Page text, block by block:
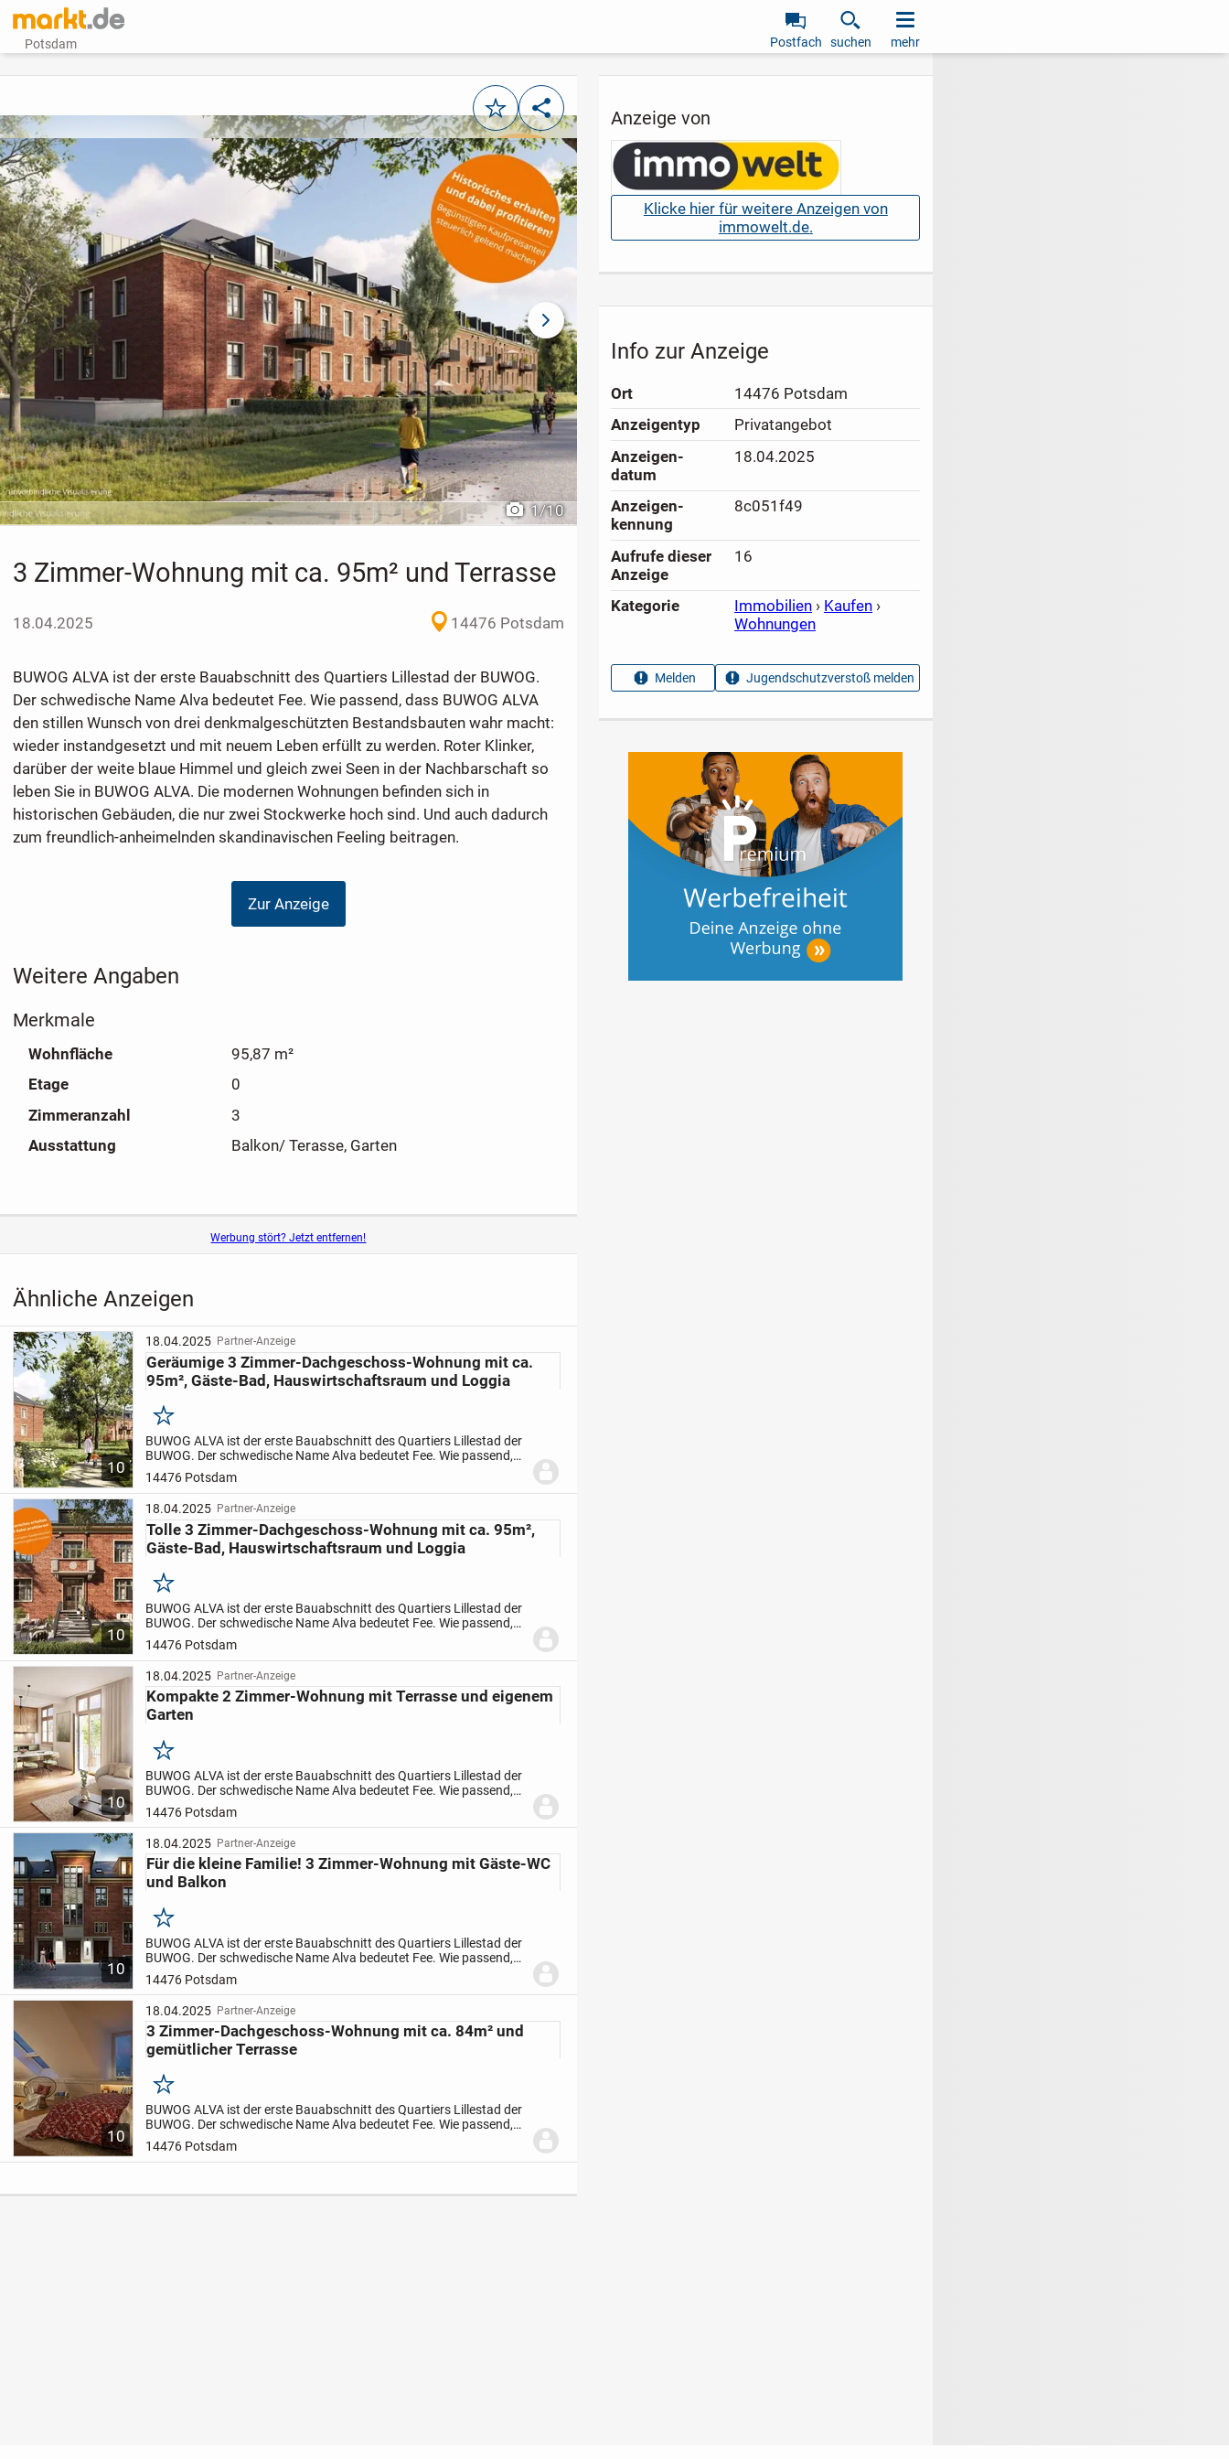
Potsdam Postfach suchen mehr
MerkenTeilen
vorheriges Bild
1/10
nächstes Bild
3 Zimmer-Wohnung mit ca. 95m² und Terrasse
18.04.2025 14476 Potsdam
BUWOG ALVA ist der erste Bauabschnitt des Quartiers Lillestad der BUWOG.
Der schwedische Name Alva bedeutet Fee. Wie passend, dass BUWOG ALVA
den stillen Wunsch von drei denkmalgeschützten Bestandsbauten wahr macht:
wieder instandgesetzt und mit neuem Leben erfüllt zu werden. Roter Klinker,
darüber der weite blaue Himmel und gleich zwei Seen in der Nachbarschaft so
leben Sie in BUWOG ALVA. Die modernen Wohnungen befinden sich in
historischen Gebäuden, die nur zwei Stockwerke hoch sind. Und auch dadurch
zum freundlich-anheimelnden skandinavischen Feeling beitragen.
Zur Anzeige
Weitere Angaben
Merkmale
Wohnfläche
95,87 m²
Etage
0
Zimmeranzahl
3
Ausstattung
Balkon/ Terasse, Garten
Werbung stört? Jetzt entfernen!
Ähnliche Anzeigen
10
18.04.2025 Partner-Anzeige
Geräumige 3 Zimmer-Dachgeschoss-Wohnung mit ca.
95m², Gäste-Bad, Hauswirtschaftsraum und Loggia
Merken
BUWOG ALVA ist der erste Bauabschnitt des Quartiers Lillestad der
BUWOG. Der schwedische Name Alva bedeutet Fee. Wie passend,
dass BUWOG ALVA den stillen Wunsch von drei
denkmalgeschützten Bestandsba...
14476 Potsdam
10
18.04.2025 Partner-Anzeige
Tolle 3 Zimmer-Dachgeschoss-Wohnung mit ca. 95m²,
Gäste-Bad, Hauswirtschaftsraum und Loggia
Merken
BUWOG ALVA ist der erste Bauabschnitt des Quartiers Lillestad der
BUWOG. Der schwedische Name Alva bedeutet Fee. Wie passend,
dass BUWOG ALVA den stillen Wunsch von drei
denkmalgeschützten Bestandsba...
14476 Potsdam
10
18.04.2025 Partner-Anzeige
Kompakte 2 Zimmer-Wohnung mit Terrasse und eigenem
Garten
Merken
BUWOG ALVA ist der erste Bauabschnitt des Quartiers Lillestad der
BUWOG. Der schwedische Name Alva bedeutet Fee. Wie passend,
dass BUWOG ALVA den stillen Wunsch von drei
denkmalgeschützten Bestandsba...
14476 Potsdam
10
18.04.2025 Partner-Anzeige
Für die kleine Familie! 3 Zimmer-Wohnung mit Gäste-WC
und Balkon
Merken
BUWOG ALVA ist der erste Bauabschnitt des Quartiers Lillestad der
BUWOG. Der schwedische Name Alva bedeutet Fee. Wie passend,
dass BUWOG ALVA den stillen Wunsch von drei
denkmalgeschützten Bestandsba...
14476 Potsdam
10
18.04.2025 Partner-Anzeige
3 Zimmer-Dachgeschoss-Wohnung mit ca. 84m² und
gemütlicher Terrasse
Merken
BUWOG ALVA ist der erste Bauabschnitt des Quartiers Lillestad der
BUWOG. Der schwedische Name Alva bedeutet Fee. Wie passend,
dass BUWOG ALVA den stillen Wunsch von drei
denkmalgeschützten Bestandsba...
14476 Potsdam
Anzeige von
Klicke hier für weitere Anzeigen von
immowelt.de.
Info zur Anzeige
Ort
14476 Potsdam
Anzeigen­typ
Privatangebot
Anzeigen­
datum
18.04.2025
Anzeigen­
kennung
8c051f49
Aufrufe dieser
Anzeige
16
Kategorie Immobilien › Kaufen ›
Wohnungen
Melden Jugendschutzverstoß melden